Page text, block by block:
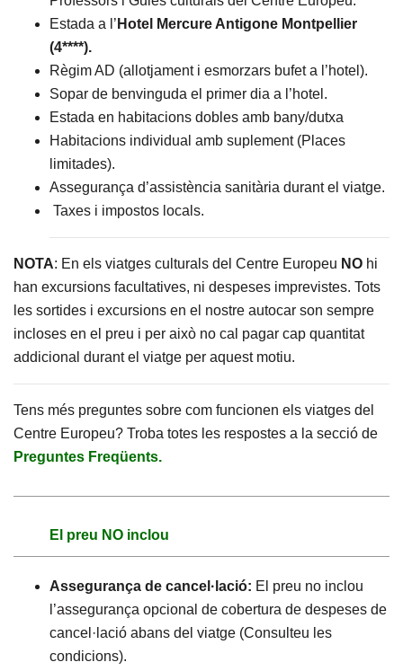
Estada a l’ Hotel Mercure Antigone Montpellier
(4****).
Règim AD (allotjament i esmorzars bufet a l’hotel).
Sopar de benvinguda el primer dia a l’hotel.
Estada en habitacions dobles amb bany/dutxa
Habitacions individual amb suplement (Places
limitades).
Assegurança d’assistència sanitària durant el viatge.
Taxes i impostos locals.
NOTA: En els viatges culturals del Centre Europeu NO hi
han excursions facultatives, ni despeses imprevistes. Tots
les sortides i excursions en el nostre autocar son sempre
incloses en el preu i per això no cal pagar cap quantitat
addicional durant el viatge per aquest motiu.
Tens més preguntes sobre com funcionen els viatges del
Centre Europeu? Troba totes les respostes a la secció de
Preguntes Freqüents.
El preu NO inclou
Assegurança de cancel·lació: El preu no inclou
l’assegurança opcional de cobertura de despeses de
cancel·lació abans del viatge (Consulteu les
condicions).